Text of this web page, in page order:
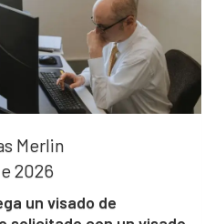
Merlin
2026
un visado de